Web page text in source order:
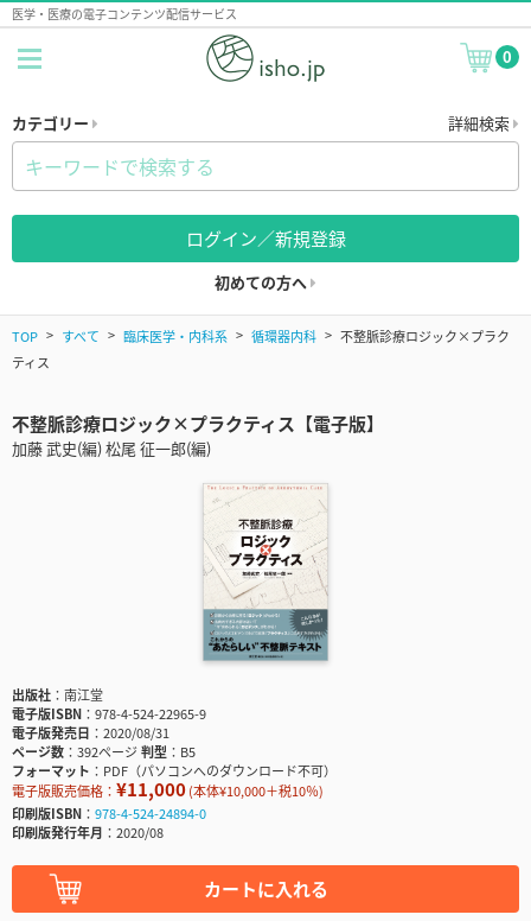
医学・医療の電子コンテンツ配信サービス
0
カテゴリー 詳細検索
ログイン／新規登録
初めての方へ
TOP すべて 臨床医学・内科系 循環器内科
不整脈診療ロジック×プラク
ティス
不整脈診療ロジック×プラクティス【電子版】
加藤 武史(編) 松尾 征一郎(編)
出版社
南江堂
電子版ISBN
978-4-524-22965-9
電子版発売日
2020/08/31
ページ数
392ページ判型
B5
フォーマット
PDF（パソコンへのダウンロード不可）
電子版販売価格： ¥11,000(本体¥10,000＋税10％)
印刷版ISBN
978-4-524-24894-0
印刷版発行年月
2020/08
カートに入れる